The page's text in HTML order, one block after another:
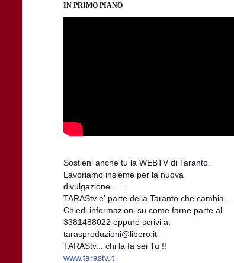
IN PRIMO PIANO
Sostieni anche tu la WEBTV di Taranto.
Lavoriamo insieme per la nuova
divulgazione......
TARAStv e' parte della Taranto che cambia......
Chiedi informazioni su come farne parte al
3381488022 oppure scrivi a:
tarasproduzioni@libero.it
TARAStv... chi la fa sei Tu !!
www.tarastv.it